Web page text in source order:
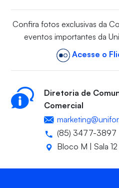
Confira fotos exclusivas da
eventos importantes da
Acesse o
Diretoria de
Comercial
(85) 3477-3897
Bloco M | Sala 12